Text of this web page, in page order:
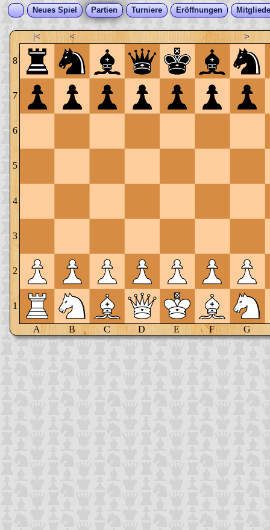
Neues Spiel Partien Turniere Eröffnungen
|< < >
8
7
6
5
4
3
2
1
A B C D E F G